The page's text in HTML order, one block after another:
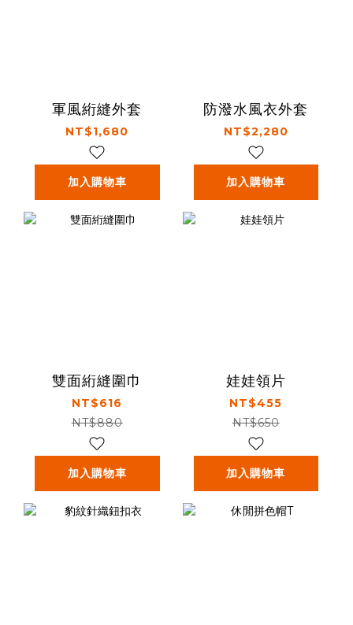
軍風絎縫外套
NT$1,680
加入購物車
防潑水風衣外套
NT$2,280
加入購物車
雙面絎縫圍巾
NT$616
NT$880
加入購物車
娃娃領片
NT$455
NT$650
加入購物車